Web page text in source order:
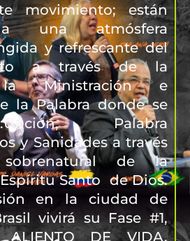
movimiento; están
a una atmósfera
y refrescante del
a través de la
la Ministración e
la Palabra donde se
Palabra
y Sanidades a través
de la
Santo de Dios.
en la ciudad de
vivirá su Fase #1,
ALIENTO DE VIDA.